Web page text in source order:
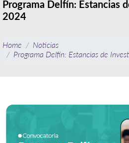
Programa Delfín: Estancias
2024
Home
Noticias
Programa Delfín: Estancias de